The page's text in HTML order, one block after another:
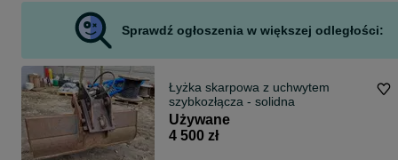
Sprawdź ogłoszenia w większej odległości:
Łyżka skarpowa z uchwytem
szybkozłącza - solidna
Używane
4 500 zł